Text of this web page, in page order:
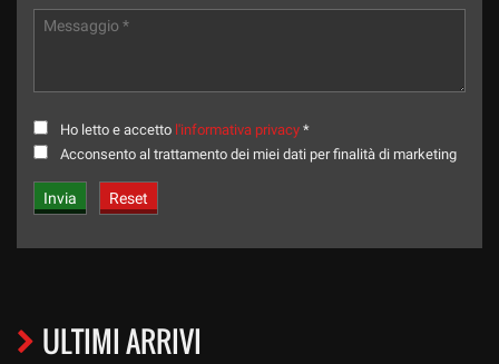
Ho letto e accetto l'informativa privacy *
Acconsento al trattamento dei miei dati per finalità di marketing
ULTIMI ARRIVI